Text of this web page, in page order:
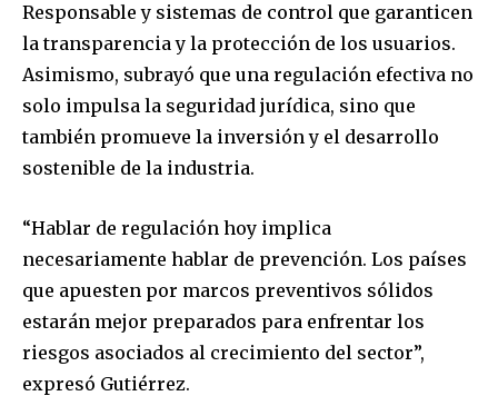
Responsable y sistemas de control que garanticen
la transparencia y la protección de los usuarios.
Asimismo, subrayó que una regulación efectiva no
solo impulsa la seguridad jurídica, sino que
también promueve la inversión y el desarrollo
sostenible de la industria.
“Hablar de regulación hoy implica
necesariamente hablar de prevención. Los países
que apuesten por marcos preventivos sólidos
estarán mejor preparados para enfrentar los
riesgos asociados al crecimiento del sector”,
expresó Gutiérrez.